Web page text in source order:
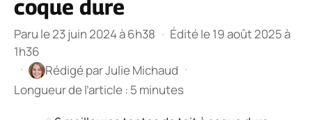
coque dure
Paru le 23 juin 2024 à 6h38 · Édité le 19 août 2025 à
1h36
·
Rédigé parJulie Michaud ·
Longueur de l’article : 5 minutes